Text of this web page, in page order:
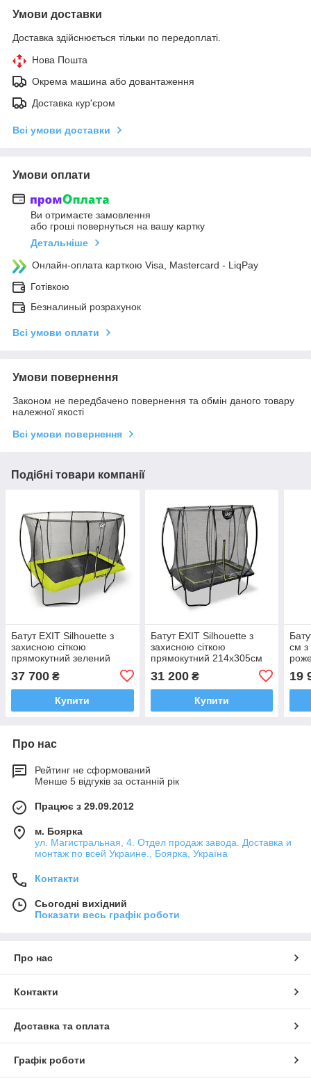
Умови доставки
Доставка здійснюється тільки по передоплаті.
Нова Пошта
Окрема машина або довантаження
Доставка кур'єром
Всі умови доставки
Умови оплати
Ви отримаєте замовлення
або гроші повернуться на вашу картку
Детальніше
Онлайн-оплата карткою Visa, Mastercard - LiqPay
Готівкою
Безналиный розрахунок
Всі умови оплати
Умови повернення
Законом не передбачено повернення та обмін даного товару
належної якості
Всі умови повернення
Подібні товари компанії
Батут EXIT Silhouette з
захисною сіткою
прямокутний зелений
37 700 ₴
Купити
Батут EXIT Silhouette з
захисною сіткою
прямокутний 214х305см
31 200₴
Купити
см з
19
Про нас
Рейтинг не сформований
Менше 5 відгуків за останній рік
Працює з 29.09.2012
м. Боярка
ул. Магистральная, 4. Отдел продаж завода. Доставка и
монтаж по всей Украине., Боярка, Україна
Контакти
Сьогодні вихідний
Показати весь графік роботи
Про нас
Контакти
Доставка та оплата
Графік роботи